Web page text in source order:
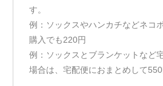
す。
例：ソックスやハンカチなどネコ
購入でも220円
例：ソックスとブランケットなど
場合は、宅配便におまとめして550